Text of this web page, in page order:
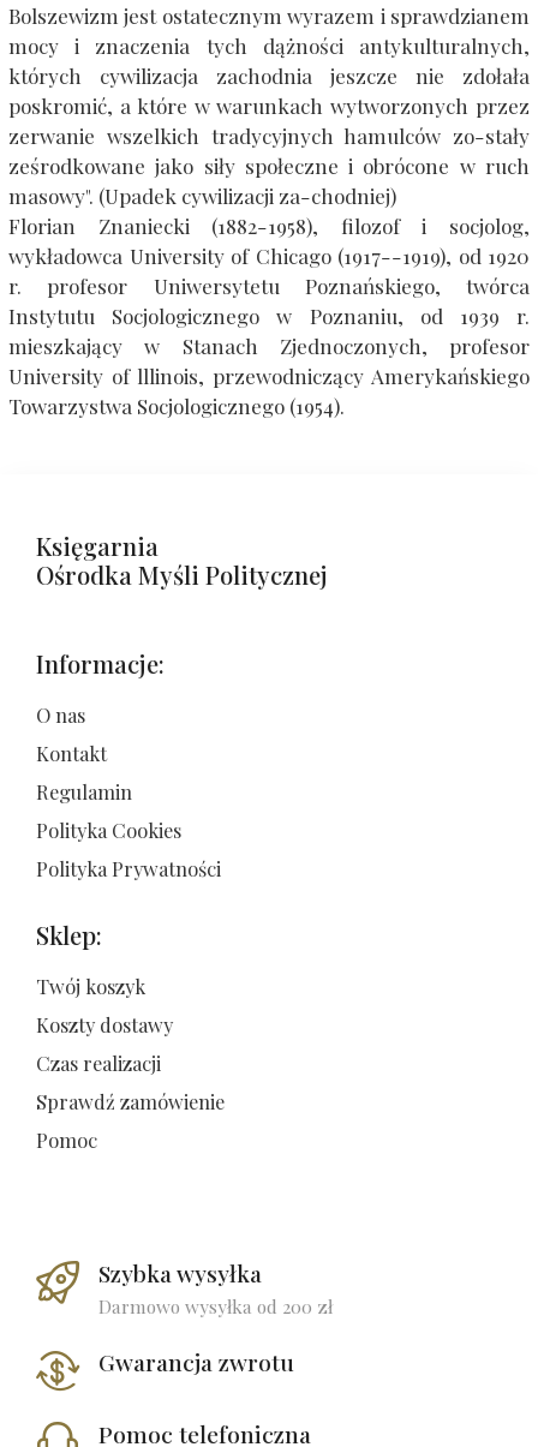
Bolszewizm jest ostatecznym wyrazem i sprawdzianem
mocy i znaczenia tych dążności antykulturalnych,
których cywilizacja zachodnia jeszcze nie zdołała
poskromić, a które w warunkach wytworzonych przez
zerwanie wszelkich tradycyjnych hamulców zo-stały
ześrodkowane jako siły społeczne i obrócone w ruch
masowy". (Upadek cywilizacji za-chodniej)
Florian Znaniecki (1882-1958), filozof i socjolog,
wykładowca University of Chicago (1917--1919), od 1920
r. profesor Uniwersytetu Poznańskiego, twórca
Instytutu Socjologicznego w Poznaniu, od 1939 r.
mieszkający w Stanach Zjednoczonych, profesor
University of lllinois, przewodniczący Amerykańskiego
Towarzystwa Socjologicznego (1954).
Księgarnia
Ośrodka Myśli Politycznej
Informacje:
O nas
Kontakt
Regulamin
Polityka Cookies
Polityka Prywatności
Sklep:
Twój koszyk
Koszty dostawy
Czas realizacji
Sprawdź zamówienie
Pomoc
Szybka wysyłka
Darmowo wysyłka od 200 zł
Gwarancja zwrotu
Pomoc telefoniczna